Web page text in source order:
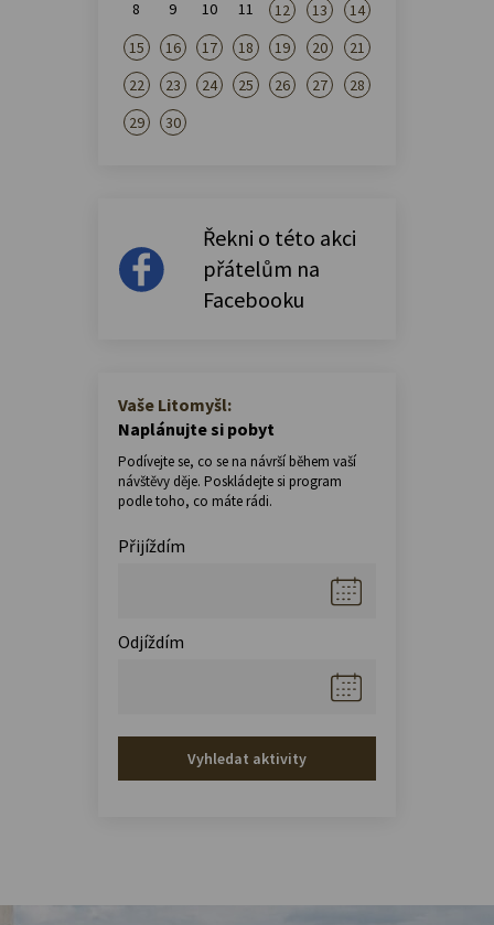
8 9 10 11 12 13
14
15
16 17 18 19 20
21
22
23 24 25 26 27
28
29
30
Řekni o této akci
přátelům na
Facebooku
Vaše Litomyšl:
Naplánujte si pobyt
Podívejte se, co se na návrší během vaší
návštěvy děje. Poskládejte si program
podle toho, co máte rádi.
Přijíždím
Odjíždím
Vyhledat aktivity